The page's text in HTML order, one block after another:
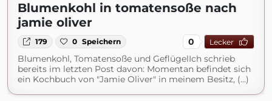
Blumenkohl in tomatensoße nach
jamie oliver
179 0 Speichern 0 Lecker
Blumenkohl, Tomatensoße und GeflügelIch schrieb
bereits im letzten Post davon: Momentan befindet sich
ein Kochbuch von "Jamie Oliver" in meinem Besitz, (...)